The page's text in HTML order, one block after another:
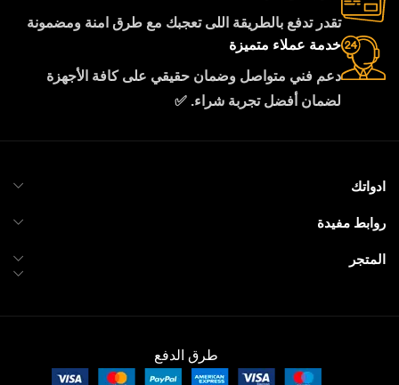
تقدر تدفع بالطريقة اللى تعجبك مع طرق امنة ومضمونة
خدمة عملاء متميزة
دعم فني متواصل وضمان حقيقي على كافة الأجهزة
لضمان أفضل تجربة شراء. ✅
ادواتك
روابط مفيدة
المتجر
طرق الدفع